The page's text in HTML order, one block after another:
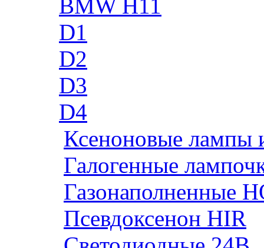
BMW H11
D1
D2
D3
D4
Ксеноновые лампы
Галогенные
Газонаполненные
Псевдоксенон HIR